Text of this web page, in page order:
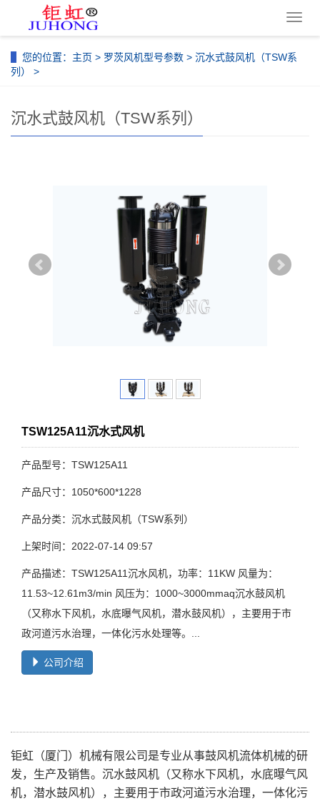
导
单
您的位置： 主页 > 罗茨风机型号参数 > 沉水式鼓风机（TSW系
列）
>
沉水式鼓风机（TSW系列）
TSW125A11沉水式风机
产品型号：TSW125A11
产品尺寸：1050*600*1228
产品分类：沉水式鼓风机（TSW系列）
上架时间：2022-07-14 09:57
产品描述：TSW125A11沉水风机，功率：11KW 风量为：
11.53~12.61m3/min 风压为：1000~3000mmaq沉水鼓风机
（又称水下风机，水底曝气风机，潜水鼓风机），主要用于市
政河道污水治理，一体化污水处理等。...
公司介绍
钜虹（厦门）机械有限公司是专业从事鼓风机流体机械的研
发，生产及销售。沉水鼓风机（又称水下风机，水底曝气风
机，潜水鼓风机），主要用于市政河道污水治理，一体化污